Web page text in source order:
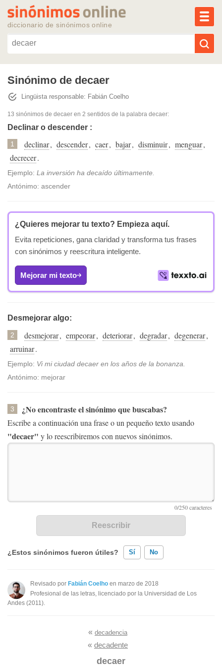
diccionario de sinónimos online
Reescribir texto con IA
Sinónimos populares
Temas populares
Temas recientes
Sinónimo de decaer
Lingüista responsable: Fabián Coelho
13 sinónimos de decaer en 2 sentidos de la palabra decaer:
Declinar o descender :
1 declinar, descender, caer, bajar, disminuir, menguar,
decrecer.
Ejemplo: La inversión ha decaído últimamente.
Antónimo: ascender
¿Quieres mejorar tu texto? Empieza aquí.
Evita repeticiones, gana claridad y transforma tus frases
con sinónimos y reescritura inteligente.
Mejorar mi texto
Desmejorar algo:
2 desmejorar, empeorar, deteriorar, degradar, degenerar,
arruinar.
Ejemplo: Vi mi ciudad decaer en los años de la bonanza.
Antónimo: mejorar
3 ¿No encontraste el sinónimo que buscabas?
Escribe a continuación una frase o un pequeño texto usando
"decaer" y lo reescribiremos con nuevos sinónimos.
¿Estos sinónimos fueron útiles? Sí No
Existen sinónimos incorrectos
Ninguno de los sinónimos presentados me ayudó
Revisado por Fabián Coelho en marzo de 2018
Profesional de las letras, licenciado por la Universidad de Los
Andes (2011).
« decadencia
« decadente
decaer